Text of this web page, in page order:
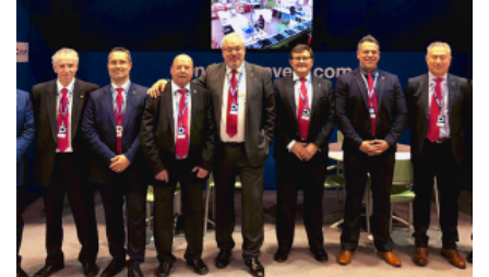
Intercambiadores de calor